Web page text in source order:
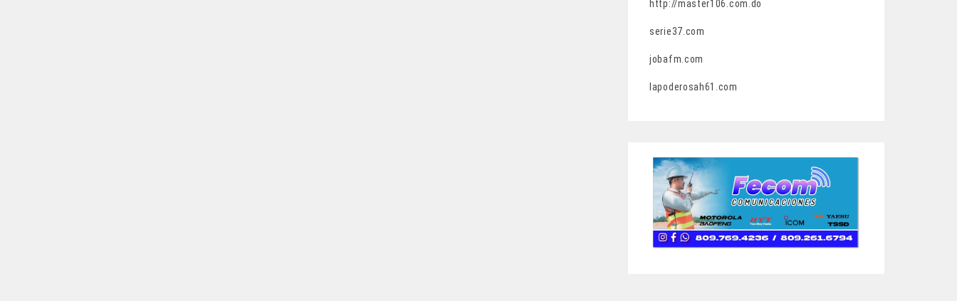
http://master106.com.do
serie37.com
jobafm.com
lapoderosah61.com